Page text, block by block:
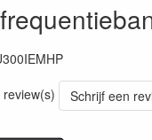
Schrijf een